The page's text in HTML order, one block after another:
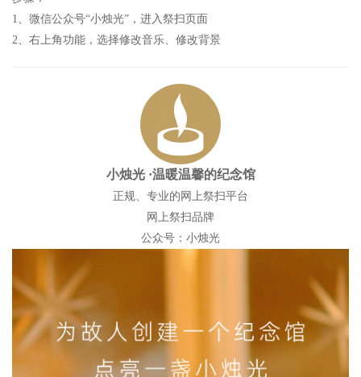
1、微信公众号“小烛光”，进入祭扫页面
2、右上角功能，选择修改音乐、修改背景
小烛光 ·温暖温馨的纪念馆
正规、专业的网上祭扫平台
网上祭扫品牌
公众号：小烛光